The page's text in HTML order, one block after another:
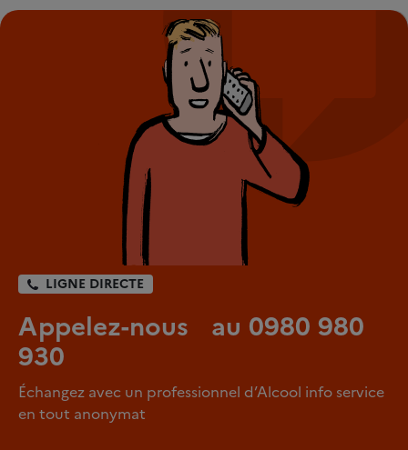
LIGNE DIRECTE
Appelez-nous au 0980 980
930
Échangez avec un professionnel d’Alcool info service
en tout anonymat